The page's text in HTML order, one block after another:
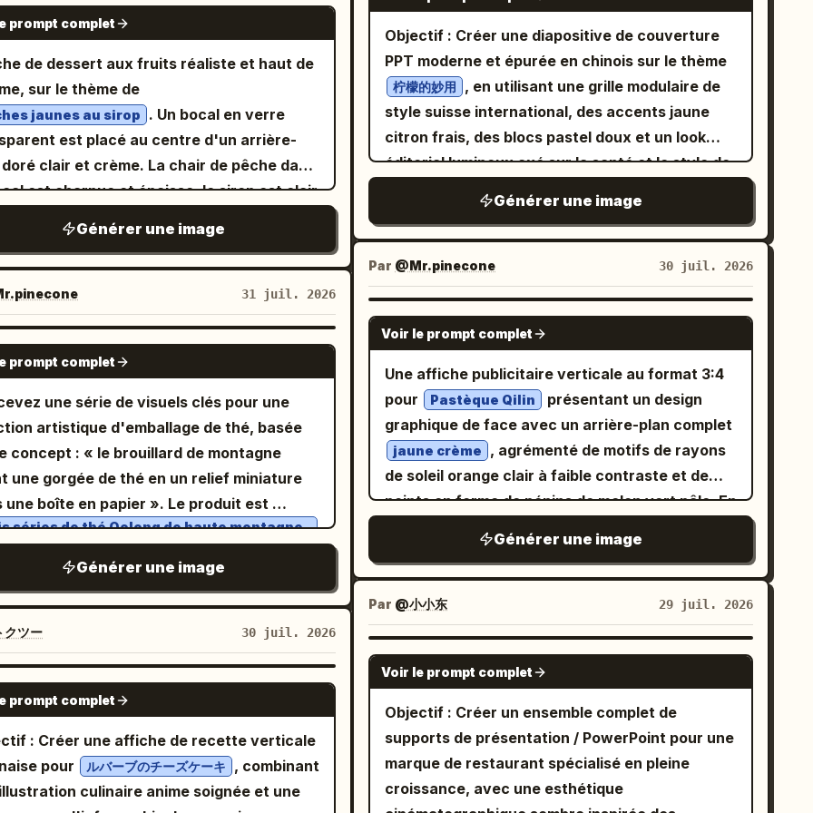
Brun caramel #9A6644, Gris acier
Vert menthe cendré #9AA99B.
sur les matériaux inclut
de crème, papier cuisson, reflets de
particules de glaçage et
de carte de chaîne
une petite quantité de texte en
pour le nom de la série, l'épisode et
avec de courts sous-titres en anglais,
une mise en page unifiée adaptée à une
réaliste, appétissante et de qualité
avec six micro-affiches
disciplinées formant une mise en
globale haut de gamme. Utilisez
l'identité de marque en anglais.
principale : Utilisez une grille stricte
avec six panneaux de taille identique.
en page globale doit être extrêmement
spacieuse et haut de gamme, avec
d'espace vide à l'intérieur de chaque
et un rythme visuel plus marqué sur
de la structure 2x3. Chaque
doit être perçu comme faisant partie
campagne de marque mature, et non
un collage aléatoire. L'affiche finale doit
Cloud Orbit :
le réalisme tactile encore plus loin dans
panneau. La viande grillée doit
des fibres plus riches, des bords plus
caramélisés, un meilleur rendu du
plus haut de gamme. Le pain plat doit
plus chaud, plus souple, avec
de taches de cuisson et une texture
Les détails de la sauce blanche, de
ou des sauces riches doivent paraître
et avoir un poids physique réel là
sont appliqués. Les légumes, les miettes,
d'herbes, les poudres d'épices et
reflets de gras doivent paraître
atteignant une qualité de collection.
GPT IMAGE 2
prompt complet
de dessert aux fruits réaliste et haut de
sur le thème de
jaunes au sirop
. Un bocal en verre
est placé au centre d'un arrière-
clair et crème. La chair de pêche dans
est charnue et épaisse, le sirop est clair
perlent sur la surface du verre.
plan, une tranche de pêche jaune
saisie par une fourchette en
entourée uniquement de quelques
de pêche fraîche, de traces d'eau et
douce lumière estivale. L'aspect général
mais sobre, rappelant une publicité
des conserves de fruits haut de gamme,
une réfraction du verre réelle, une texture
de fruit authentique et des couches de
réalistes, format vertical 3:4. Ajoutez du
en chinois et en anglais sur l'affiche, le
est : Nom de la marque : Taojian Nom
Pêches jaunes au sirop
: YELLOW PEACH IN SYRUP Slogan :
courts : Chair épaisse / Sucré et juteux
de mise en page : Le nom de la
et le texte anglais sont placés en haut,
en dessous, le slogan et les tags
sont plus petits, la mise en page est
comme une affiche de fruits haut de
Générer une image
31 juil. 2026
GPT IMAGE 2
prompt complet
une série de visuels clés pour une
artistique d'emballage de thé, basée
concept : « le brouillard de montagne
une gorgée de thé en un relief miniature
une boîte en papier ». Le produit est
séries de thé Oolong de haute montagne
différents degrés de fermentation
présente une combinaison de trois
tiroirs élancées et de petites boîtes
rappelant une strate rocheuse. Les
des boîtes ne sont pas des
paysagères traditionnelles, mais un
de relief abstrait composé de couleurs
de thé, de courbes de niveau
et de couches de brouillard. La
adopte une photographie en
Générer une image
クツー 30 juil. 2026
GPT IMAGE 2
prompt complet
: Créer une affiche de recette verticale
pour
ルバーブのチーズケーキ
, combinant
culinaire anime soignée et une
être identiques sur les deux boîtes. Système
visuel : 'Luxe Zen + Organique Naturel', concept
central 'La brume de montagne dans une tasse'.
Palette de couleurs : gris roche, blanc brume,
vert pousse, ambre thé et cuivre oxydé.
Langage graphique : contours de vallée
abstraits, fine brume matinale et couches de
thé en diffusion. Typographie : Songti moderne
et sans-serif épuré avec de larges espaces
blancs. Mise en page : env. 1242 px de largeur,
format vertical long (ratio 1:5). Sept modules
continus : 1. 'Valeur Hero' : deux boîtes avec
coffret cadeau sur fond de vallée brumeuse
tasse'. 2. 'Pourquoi le déguster' : plans macro
des feuilles sèches, feuilles humides et thé
ambré limpide, étiquetés 'Profil aromatique :
Sous réserve d'évaluation réelle'. 3. 'Origine et
Matière première' : pentes de théiers abstraites
l'origine et l'altitude. 4. 'Processus de
production' : quatre étapes (Récolte,
Flétrissage, Torréfaction, Conditionnement)
avec des noms d'espaces réservés. 5.
'Expérience d'infusion' : scène réaliste avec
Gaiwan en porcelaine blanche, pichet et thé en
train d'être versé ; espaces réservés pour la
température et le temps. 6. 'Conditionnement
et Spécifications' : montrer clairement la boîte,
les deux boîtes, l'état ouvert et l'étiquette
'100g x 2 boîtes'. 7. 'Confiance d'achat' :
Objectif : Créer une diapositive de couverture
PPT moderne et épurée en chinois sur le thème
柠檬的妙用
, en utilisant une grille modulaire de
style suisse international, des accents jaune
citron frais, des blocs pastel doux et un look
éditorial lumineux axé sur la santé et le style de
fond blanc cassé, marges aérées, typographie
vectorielle nette, sans filigrane. Utiliser un
équilibre asymétrique : une colonne de gauche
riche en texte et une grande composition
photographique aux coins arrondis sur la droite.
Mise en page : Le côté gauche contient le bloc
de titre et quatre cartes de fonctionnalités. Le
côté droit contient un grand panneau
photographique de citron aux coins arrondis
occupant environ la moitié de la largeur de la
diapositive. En bas à droite, une barre
d'étiquette de page noire et jaune. Ajouter de
subtils repères de ligne de base/grille verticaux
le long du bord inférieur. Contenu textuel : Titre
principal en très grands caractères chinois
noirs en gras :
. En dessous, ajouter
un court soulignement jaune néon, puis le sous-
titre :
. Sous le sous-titre,
placer une pilule jaune néon arrondie contenant
des points centrés :
清洁 · 饮食 · 保鲜 · 美容
L'étiquette de page en bas affiche un grand « 01
» noir sur un segment de rectangle arrondi
jaune néon et « 封面 » en blanc sur un segment
Générer une image
Par @Mr.pinecone 30 juil. 2026
GPT IMAGE 2
Voir le prompt complet
Une affiche publicitaire verticale au format 3:4
pour
Pastèque Qilin
présentant un design
graphique de face avec un arrière-plan complet
jaune crème
, agrémenté de motifs de rayons
de soleil orange clair à faible contraste et de
points en forme de pépins de melon vert pâle. En
moitié et des tranches décalées sont disposées,
montrant avec précision des rayures
longitudinales vert foncé, une fine écorce vert
clair, une chair rouge vif à la texture fine,
quelques pépins noirs naturels et du jus brillant.
En haut à gauche, le nom du produit «
Pastèque Qilin
» est présenté dans une police
manuscrite audacieuse, arrondie et ludique
avec un remplissage rouge chair, des lignes
intérieures blanc crème et des contours vert
foncé ; un pépin de melon interagit
Générer une image
Par @小小东 29 juil. 2026
GPT IMAGE 2
Voir le prompt complet
Objectif : Créer un ensemble complet de
supports de présentation / PowerPoint pour une
marque de restaurant spécialisé en pleine
croissance, avec une esthétique